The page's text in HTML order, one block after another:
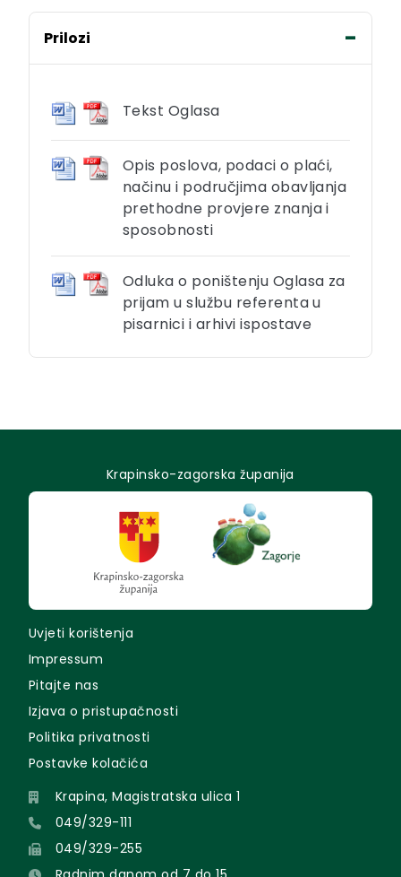
Prilozi
Tekst Oglasa
Opis poslova, podaci o plaći,
načinu i područjima obavljanja
prethodne provjere znanja i
sposobnosti
Odluka o poništenju Oglasa za
prijam u službu referenta u
pisarnici i arhivi ispostave
Krapinsko-zagorska županija
Uvjeti korištenja
Impressum
Pitajte nas
Izjava o pristupačnosti
Politika privatnosti
Postavke kolačića
Krapina, Magistratska ulica 1
049/329-111
049/329-255